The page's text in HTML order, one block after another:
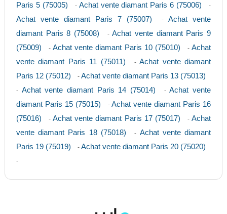
Paris 5 (75005)
- Achat vente diamant Paris 6 (75006) -
Achat vente diamant Paris 7 (75007) -Achat vente
diamant Paris 8 (75008)
-Achat vente diamant Paris 9
(75009)
-Achat vente diamant Paris 10 (75010) -Achat
vente diamant Paris 11 (75011)
-Achat vente diamant
Paris 12 (75012)
-Achat vente diamant Paris 13 (75013)
- Achat vente diamant Paris 14 (75014) -Achat vente
diamant Paris 15 (75015)
-Achat vente diamant Paris 16
(75016)
-Achat vente diamant Paris 17 (75017) -Achat
vente diamant Paris 18 (75018)
- Achat vente diamant
Paris 19 (75019)
-Achat vente diamant Paris 20 (75020)
-